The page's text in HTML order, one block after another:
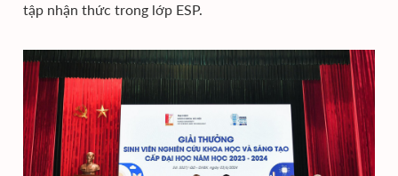
tập nhận thức trong lớp ESP.